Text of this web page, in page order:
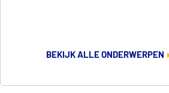
BEKIJK ALLE ONDERWERPEN